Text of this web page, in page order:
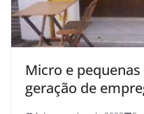
Micro e
geração de